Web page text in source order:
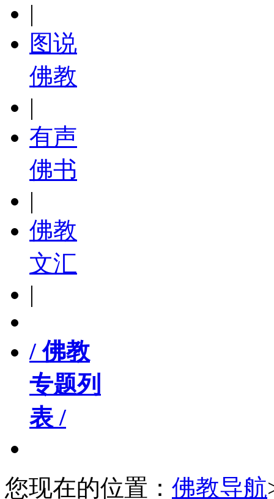
|
图说
佛教
|
有声
佛书
|
佛教
文汇
|
/ 佛教
专题列
表 /
您现在的位置： 佛教导航